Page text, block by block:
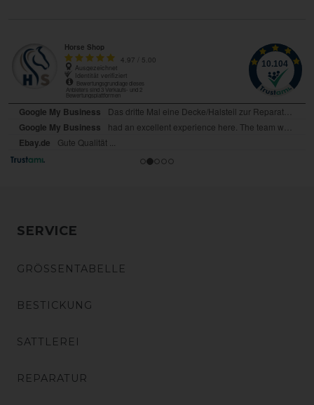
SERVICE
GRÖSSENTABELLE
BESTICKUNG
SATTLEREI
REPARATUR